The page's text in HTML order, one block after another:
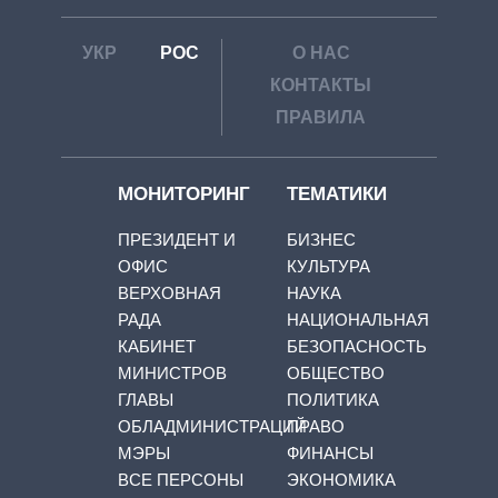
УКР РОС
О НАС
КОНТАКТЫ
ПРАВИЛА
МОНИТОРИНГ
ПРЕЗИДЕНТ И
ОФИС
ВЕРХОВНАЯ
РАДА
КАБИНЕТ
МИНИСТРОВ
ГЛАВЫ
ОБЛАДМИНИСТРАЦИЙ
МЭРЫ
ВСЕ ПЕРСОНЫ
ТЕМАТИКИ
БИЗНЕС
КУЛЬТУРА
НАУКА
НАЦИОНАЛЬНАЯ
БЕЗОПАСНОСТЬ
ОБЩЕСТВО
ПОЛИТИКА
ПРАВО
ФИНАНСЫ
ЭКОНОМИКА